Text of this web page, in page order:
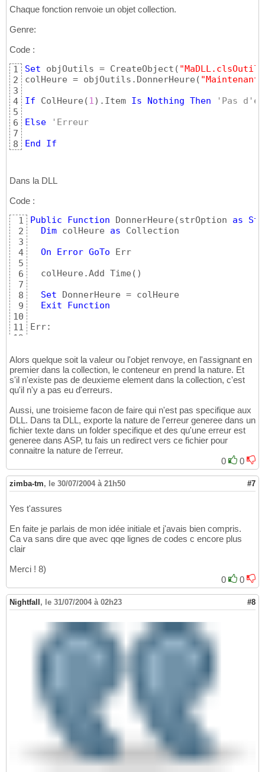
Chaque fonction renvoie un objet collection.
Genre:
Code :
1
2
3
4
5
6
7
8
Set objOutils = CreateObject (
colHeure = objOutils.DonnerHeure ( "Maintenant"
If ColHeure (1) .Item Is Nothing Then
'Pas
Else
'Erreur
End
If
Dans la DLL
Code :
1
2
3
4
5
6
7
8
9
10
11
12
14
15
Public Function DonnerHeure (strOption as
Dim colHeure as Collection
On
Error GoTo Err
  colHeure.Add Time
( )
Set DonnerHeure = colHeure
Exit
Function
Err:
End Function
Alors quelque soit la valeur ou l'objet renvoye, en l'assignant en
premier dans la collection, le conteneur en prend la nature. Et
s'il n'existe pas de deuxieme element dans la collection, c'est
qu'il n'y a pas eu d'erreurs.
Aussi, une troisieme facon de faire qui n'est pas specifique aux
DLL. Dans ta DLL, exporte la nature de l'erreur generee dans un
fichier texte dans un folder specifique et des qu'une erreur est
generee dans ASP, tu fais un redirect vers ce fichier pour
connaitre la nature de l'erreur.
0
0
zimba-tm, le 30/07/2004 à 21h50 #7
Yes t'assures
En faite je parlais de mon idée initiale et j'avais bien compris.
Ca va sans dire que avec qqe lignes de codes c encore plus
clair
Merci ! 8)
0
0
Nightfall , le 31/07/2004 à 02h23 #8